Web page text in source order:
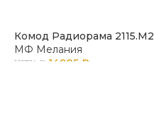
Комод Радиорама 2115.М2
МФ Мелания
15774 ₽ 14985 ₽